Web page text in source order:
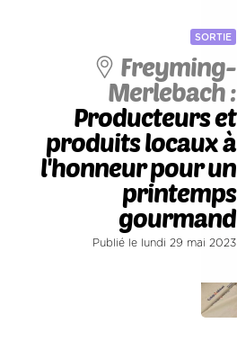
SORTIE
Freyming-
Merlebach :
Producteurs et
produits locaux à
l'honneur pour un
printemps
gourmand
Publié le lundi 29 mai 2023